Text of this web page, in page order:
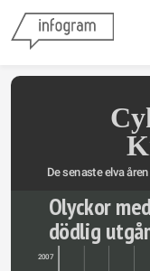
De senaste elva
Olyckor
dödlig
2007